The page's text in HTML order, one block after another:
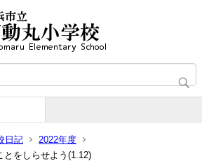
日記
2022年度
をしらせよう(1.12)